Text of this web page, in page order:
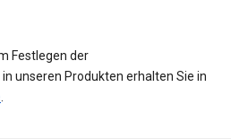
Festlegen der
unseren Produkten erhalten Sie in
.